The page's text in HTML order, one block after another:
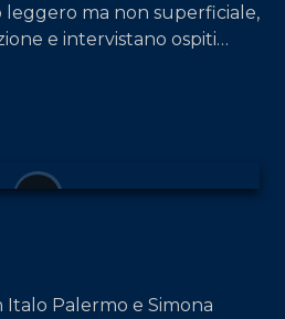
leggero ma non superficiale,
e intervistano ospiti
Palermo e Simona